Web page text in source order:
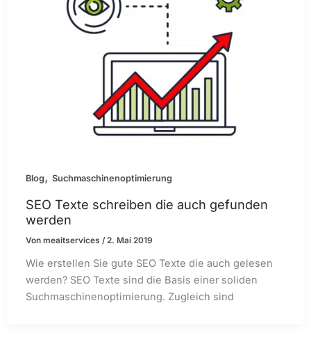
Blog,Suchmaschinenoptimierung
SEO Texte schreiben die auch gefunden
werden
Vonmeaitservices/2. Mai 2019
Wie erstellen Sie gute SEO Texte die auch gelesen
werden? SEO Texte sind die Basis einer soliden
Suchmaschinenoptimierung. Zugleich sind